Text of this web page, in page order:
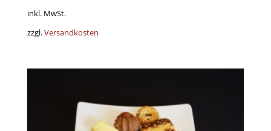
inkl. MwSt.
zzgl.Versandkosten